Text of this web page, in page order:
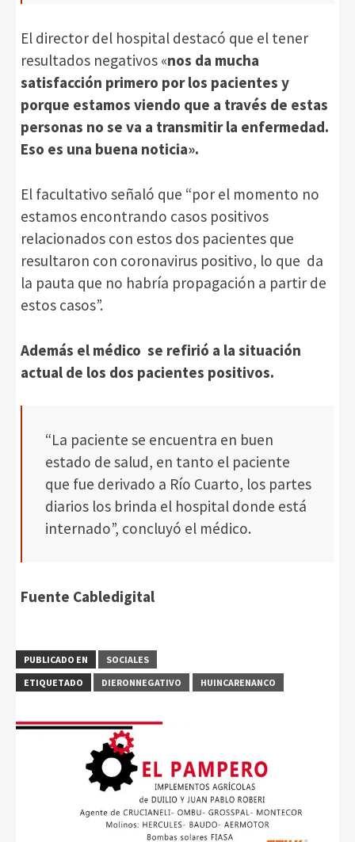
El director del hospital destacó que el tener
resultados negativos «nos da mucha
satisfacción primero por los pacientes y
porque estamos viendo que a través de estas
personas no se va a transmitir la enfermedad.
Eso es una buena noticia».
El facultativo señaló que “por el momento no
estamos encontrando casos positivos
relacionados con estos dos pacientes que
resultaron con coronavirus positivo, lo que da
la pauta que no habría propagación a partir de
estos casos”.
Además el médico se refirió a la situación
actual de los dos pacientes positivos.
“La paciente se encuentra en buen
estado de salud, en tanto el paciente
que fue derivado a Río Cuarto, los partes
diarios los brinda el hospital donde está
internado”, concluyó el médico.
Fuente Cabledigital
PUBLICADO EN
SOCIALES
ETIQUETADO
DIERONNEGATIVO HUINCARENANCO